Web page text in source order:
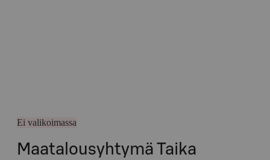
Ei valikoimassa
Maatalousyhtymä Taika